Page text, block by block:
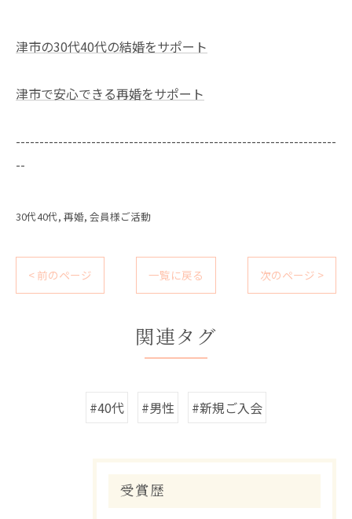
津市の30代40代の結婚をサポート
津市で安心できる再婚をサポート
--------------------------------------------------------------------
--
30代40代 再婚 会員様ご活動
< 前のページ 一覧に戻る 次のページ >
関連タグ
#40代 #男性 #新規ご入会
受賞歴